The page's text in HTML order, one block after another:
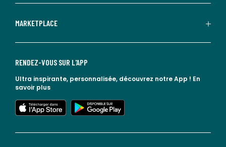
MARKETPLACE
RENDEZ-VOUS SUR L'APP
Ultra inspirante, personnalisée, découvrez notre App ! En
savoir plus
lien vers l'app store
lien vers google play